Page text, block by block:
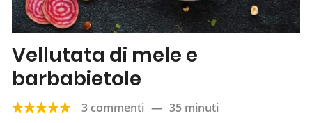
Vellutata di mele e
barbabietole
3 commenti — 35 minuti